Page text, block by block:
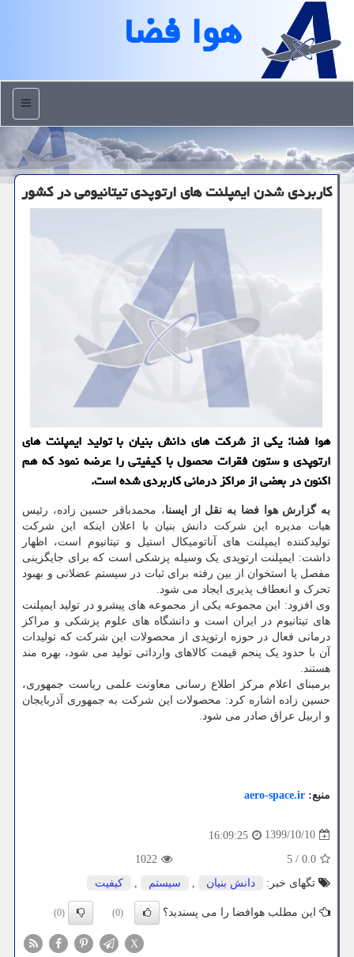
هوا فضا
منو
كاربردی شدن ایمپلنت های ارتوپدی تیتانیومی در كشور
هوا فضا: یکی از شرکت های دانش بنیان با تولید ایمپلنت های
ارتوپدی و ستون فقرات محصول با کیفیتی را عرضه نمود که هم
اکنون در بعضی از مراکز درمانی کاربردی شده است.
به گزارش هوا فضا به نقل از ایسنا، محمدباقر حسین زاده، رئیس
هیات مدیره این شرکت دانش بنیان با اعلان اینکه این شرکت
تولیدکننده ایمپلنت های آناتومیکال استیل و تیتانیوم است، اظهار
داشت: ایمپلنت ارتوپدی یک وسیله پزشکی است که برای جایگزینی
مفصل یا استخوان از بین رفته برای ثبات در سیستم عضلانی و بهبود
تحرک و انعطاف پذیری ایجاد می شود.
وی افزود: این مجموعه یکی از مجموعه های پیشرو در تولید ایمپلنت
های تیتانیوم در ایران است و دانشگاه های علوم پزشکی و مراکز
درمانی فعال در حوزه ارتوپدی از محصولات این شرکت که تولیدات
آن با حدود یک پنجم قیمت کالاهای وارداتی تولید می شود، بهره مند
هستند.
برمبنای اعلام مرکز اطلاع رسانی معاونت علمی ریاست جمهوری،
حسین زاده اشاره کرد: محصولات این شرکت به جمهوری آذربایجان
و اربیل عراق صادر می شود.
منبع: aero-space.ir
1399/10/10
16:09:25
0.0
/
5
1022
تگهای خبر:
دانش بنیان , سیستم , كیفیت
این مطلب هوافضا را می پسندید؟ (0)
(0)
X